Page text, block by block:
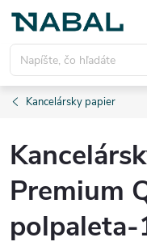
Prejsť
obsah
Kancelársky papier
Premium